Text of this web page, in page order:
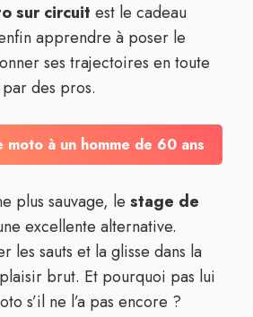
sur circuit est le cadeau
apprendre à poser le
ses trajectoires en toute
des pros.
à un homme de 60 ans
plus sauvage, le stage de
excellente alternative.
les sauts et la glisse dans la
brut. Et pourquoi pas lui
s’il ne l’a pas encore ?